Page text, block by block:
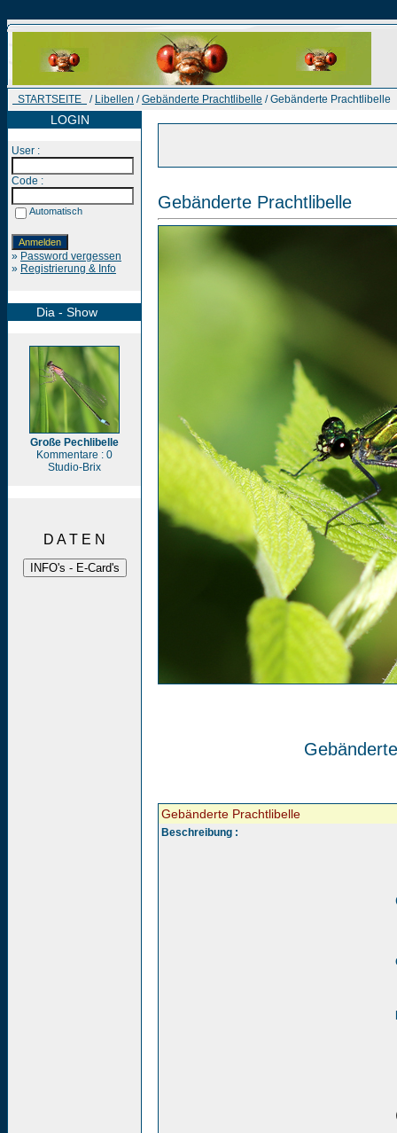
STARTSEITE / Libellen /Gebänderte Prachtlibelle / Gebänderte Prachtlibelle
LOGIN
User :
Code :
Automatisch
» Password vergessen
» Registrierung & Info
Dia - Show
Große Pechlibelle
Kommentare : 0
Studio-Brix
D A T E N
Gebänderte Prachtlibelle
Gebänderte Prachtlibelle
Beschreibung :